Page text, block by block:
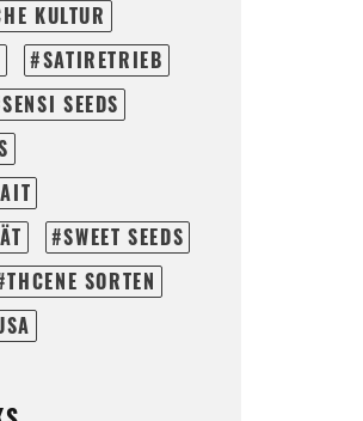
KULTUR
SATIRETRIEB
SENSI SEEDS
SWEET SEEDS
THCENE SORTEN